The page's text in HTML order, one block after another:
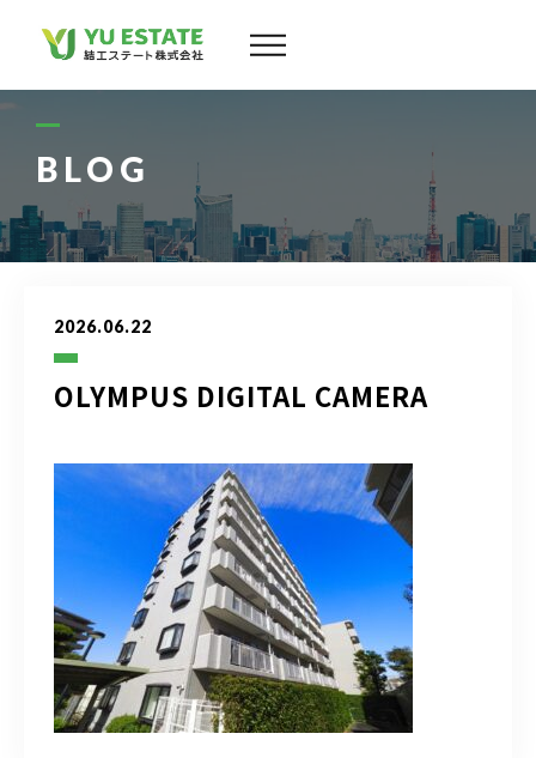
BLOG
2026.06.22
OLYMPUS DIGITAL CAMERA
物件情報
お客様の声
よくある質問
ブログ
アクセス
03-6909-2648